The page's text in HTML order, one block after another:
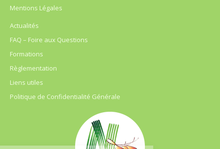
Mentions Légales
Actualités
FAQ – Foire aux Questions
Formations
Règlementation
Liens utiles
Politique de Confidentialité Générale